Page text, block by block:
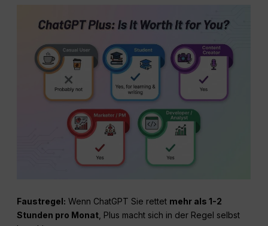
Faustregel: Wenn ChatGPT Sie rettet mehr als 1-2
Stunden pro Monat , Plus macht sich in der Regel selbst